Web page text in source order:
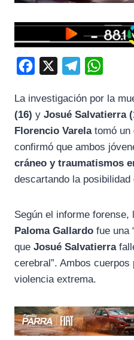
c
e
b
l
e
g
a
t
s
A
p
La investigación por la
(16) y Josué Salvatierra
Florencio Varelatomó un
confirmó que ambos
cráneo y traumatismos
descartando la posibilidad
Según el informe forense,
Paloma Gallardo fue una
que Josué Salvatierra
cerebral”. Ambos
violencia extrema.